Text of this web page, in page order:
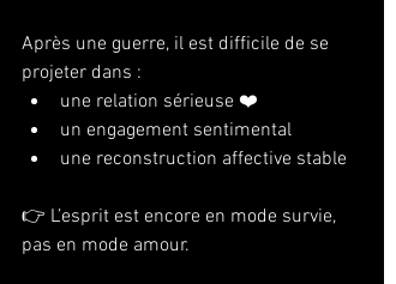
Après une guerre, il est difficile de se
projeter dans :
une relation sérieuse ❤️
un engagement sentimental
une reconstruction affective stable
👉 L’esprit est encore en mode survie,
pas en mode amour.